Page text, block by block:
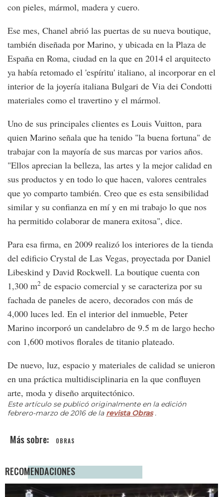
con pieles, mármol, madera y cuero.
Ese mes, Chanel abrió las puertas de su nueva boutique,
también diseñada por Marino, y ubicada en la Plaza de
España en Roma, ciudad en la que en 2014 el arquitecto
ya había retomado el 'espíritu' italiano, al incorporar en el
interior de la joyería italiana Bulgari de Via dei Condotti
materiales como el travertino y el mármol.
Uno de sus principales clientes es Louis Vuitton, para
quien Marino señala que ha tenido "la buena fortuna" de
trabajar con la mayoría de sus marcas por varios años.
"Ellos aprecian la belleza, las artes y la mejor calidad en
sus productos y en todo lo que hacen, valores centrales
que yo comparto también. Creo que es esta sensibilidad
similar y su confianza en mí y en mi trabajo lo que nos
ha permitido colaborar de manera exitosa", dice.
Para esa firma, en 2009 realizó los interiores de la tienda
del edificio Crystal de Las Vegas, proyectada por Daniel
Libeskind y David Rockwell. La boutique cuenta con
1,300 m2 de espacio comercial y se caracteriza por su
fachada de paneles de acero, decorados con más de
4,000 luces led. En el interior del inmueble, Peter
Marino incorporó un candelabro de 9.5 m de largo hecho
con 1,600 motivos florales de titanio plateado.
De nuevo, luz, espacio y materiales de calidad se unieron
en una práctica multidisciplinaria en la que confluyen
arte, moda y diseño arquitectónico.
Este artículo se publicó originalmente en la edición
febrero-marzo de 2016 de la revista Obras .
OBRAS
RECOMENDACIONES